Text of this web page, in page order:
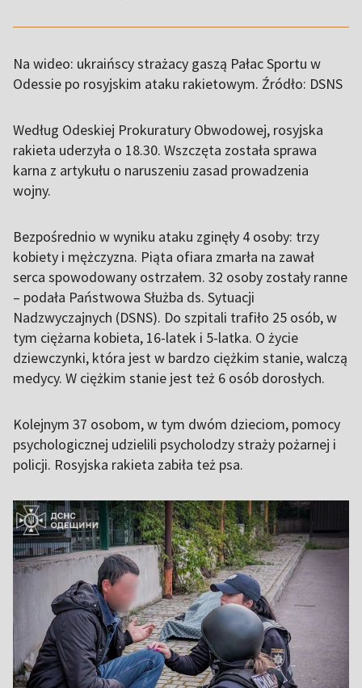
Na wideo: ukraińscy strażacy gaszą Pałac Sportu w
Odessie po rosyjskim ataku rakietowym. Źródło: DSNS
Według Odeskiej Prokuratury Obwodowej, rosyjska
rakieta uderzyła o 18.30. Wszczęta została sprawa
karna z artykułu o naruszeniu zasad prowadzenia
wojny.
Bezpośrednio w wyniku ataku zginęły 4 osoby: trzy
kobiety i mężczyzna. Piąta ofiara zmarła na zawał
serca spowodowany ostrzałem. 32 osoby zostały ranne
– podała Państwowa Służba ds. Sytuacji
Nadzwyczajnych (DSNS). Do szpitali trafiło 25 osób, w
tym ciężarna kobieta, 16-latek i 5-latka. O życie
dziewczynki, która jest w bardzo ciężkim stanie, walczą
medycy. W ciężkim stanie jest też 6 osób dorosłych.
Kolejnym 37 osobom, w tym dwóm dzieciom, pomocy
psychologicznej udzielili psycholodzy straży pożarnej i
policji. Rosyjska rakieta zabiła też psa.